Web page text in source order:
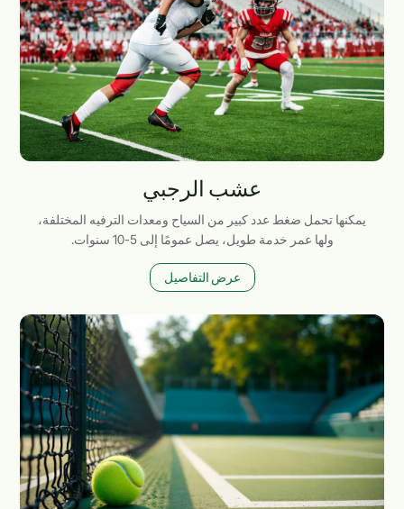
عشب الرجبي
يمكنها تحمل ضغط عدد كبير من السياح ومعدات الترفيه المختلفة،
ولها عمر خدمة طويل، يصل عمومًا إلى 5-10 سنوات.
عرض التفاصيل